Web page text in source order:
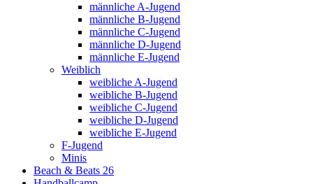
männliche A-Jugend
männliche B-Jugend
männliche C-Jugend
männliche D-Jugend
männliche E-Jugend
Weiblich
weibliche A-Jugend
weibliche B-Jugend
weibliche C-Jugend
weibliche D-Jugend
weibliche E-Jugend
F-Jugend
Minis
Beach & Beats 26